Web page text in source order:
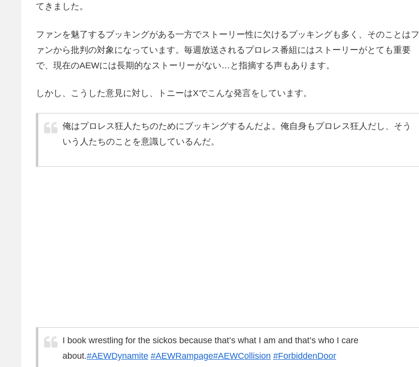
てきました。
ファンを魅了するブッキングがある一方でストーリー性に欠けるブッキングも多く、そのことはフ
ァンから批判の対象になっています。毎週放送されるプロレス番組にはストーリーがとても重要
で、現在のAEWには長期的なストーリーがない…と指摘する声もあります。
しかし、こうした意見に対し、トニーはXでこんな発言をしています。
俺はプロレス狂人たちのためにブッキングするんだよ。俺自身もプロレス狂人だし、そう
いう人たちのことを意識しているんだ。
I book wrestling for the sickos because that’s what I am and that’s who I care
about.#AEWDynamite #AEWRampage#AEWCollision #ForbiddenDoor